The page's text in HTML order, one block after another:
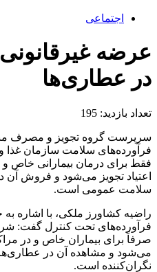
اجتماعی
عرضه
در عطاری‌ها
تعداد بازدید: 195
سرپرست گروه تجویز و مصرف
فرآورده‌های سلامت سازمان غذا
فقط برای درمان بیمارانی خاص
اعتیاد تجویز می‌شود و فروش آن
سلامت عمومی است.
راضیه کشاورز ملکی، با اشاره
فرآورده‌های تحت کنترل گفت:
صرفاً برای بیماران خاص و در
می‌شود و مشاهده آن در عطاری‌ها
نگران‌کننده است.